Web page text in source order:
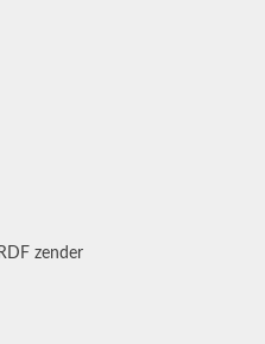
zender